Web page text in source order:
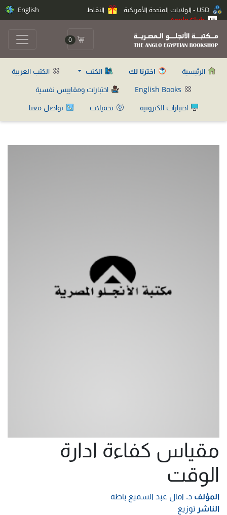
النقاط
Anglo Club
English
0
الرئيسية اخترنا لك الكتب
الكتب العربية
اختبارات ومقاييس نفسية
اختبارات الكترونية
تحميلات تواصل معنا
مقياس كفاءة ادارة
الوقت
المؤلف د. امال عبد السميع باظة
الناشر توزيع